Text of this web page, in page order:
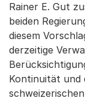
Rainer E. Gut
beiden
diesem
derzeitige
Kontinuität und